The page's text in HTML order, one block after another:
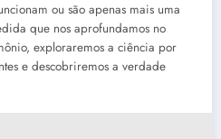
ou são apenas mais uma
que nos aprofundamos no
exploraremos a ciência por
e descobriremos a verdade